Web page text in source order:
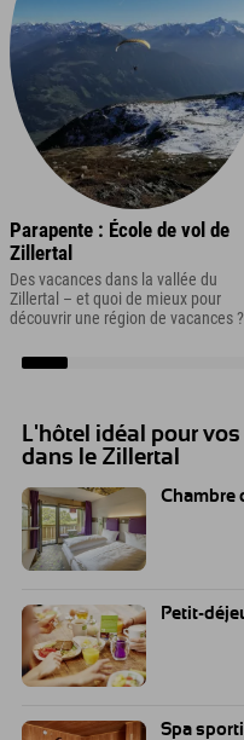
Parapente : École de vol de
Zillertal
Des vacances dans la vallée du
Zillertal – et quoi de mieux pour
découvrir une région de vacances
L'hôtel idéal pour
dans le Zillertal
Chambre
Petit-
Spa